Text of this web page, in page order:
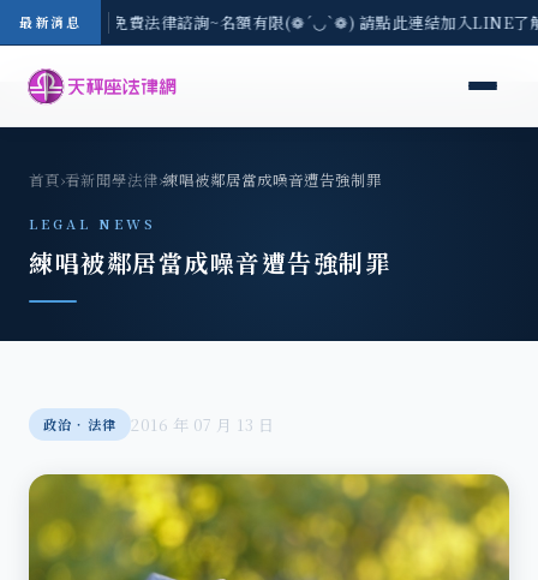
最新消息
-8/3(一) 現場免費法律諮詢~名額有限(❁´◡`❁) 請點此連結加入LINE
首頁›看新聞學法律›練唱被鄰居當成噪音遭告強制罪
LEGAL NEWS
練唱被鄰居當成噪音遭告強制罪
政治‧法律 2016 年 07 月 13 日